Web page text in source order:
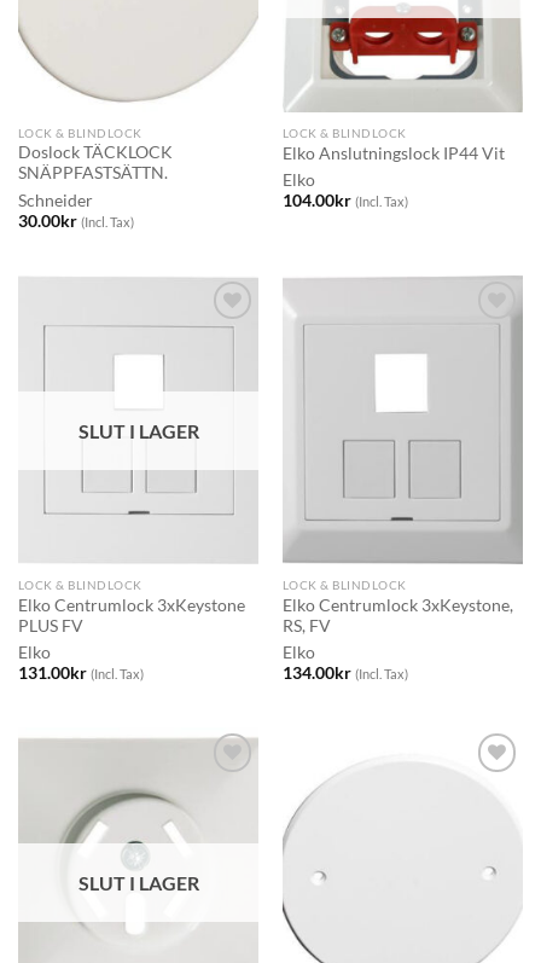
LOCK & BLINDLOCK
Doslock TÄCKLOCK
SNÄPPFASTSÄTTN.
Schneider
30.00kr (Incl. Tax)
LOCK & BLINDLOCK
Elko Anslutningslock IP44 Vit
Elko
104.00kr (Incl. Tax)
SLUT I LAGER
LOCK & BLINDLOCK
Elko Centrumlock 3xKeystone
PLUS FV
Elko
131.00kr (Incl. Tax)
LOCK & BLINDLOCK
Elko Centrumlock 3xKeystone,
RS, FV
Elko
134.00kr (Incl. Tax)
SLUT I LAGER